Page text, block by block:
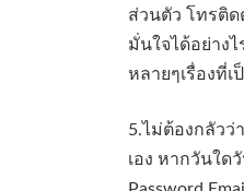
ส่วนตัว โทรติ
มั่นใจได้อย่าง
หลายๆเรื่องที่
5.ไม่ต้องกลัว
เอง หากวันใด